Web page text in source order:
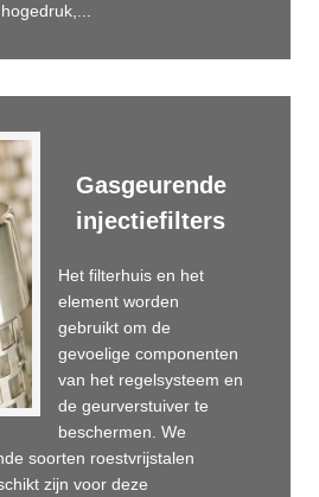
Gasgeurende
injectiefilters
Het filterhuis en het
element worden
gebruikt om de
gevoelige componenten
van het regelsysteem en
de geurverstuiver te
beschermen. We
soorten roestvrijstalen
zijn voor deze